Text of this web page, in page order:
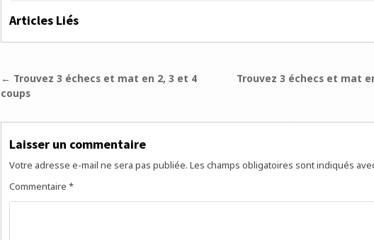
Articles Liés
Navigation
de
l’article
Trouvez 3 échecs et mat
← Trouvez 3 échecs et mat en 2, 3 et 4
coups
Laisser un commentaire
Votre adresse e-mail ne sera pas publiée. Les champs obligatoires sont indiqués
Commentaire *